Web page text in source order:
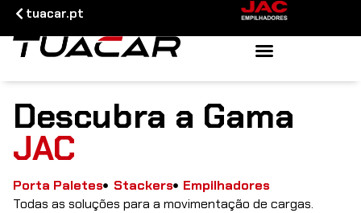
tuacar.pt
Descubra a Gama
JAC
Porta Paletes Stackers
Empilhadores
Todas as soluções para a movimentação de cargas.